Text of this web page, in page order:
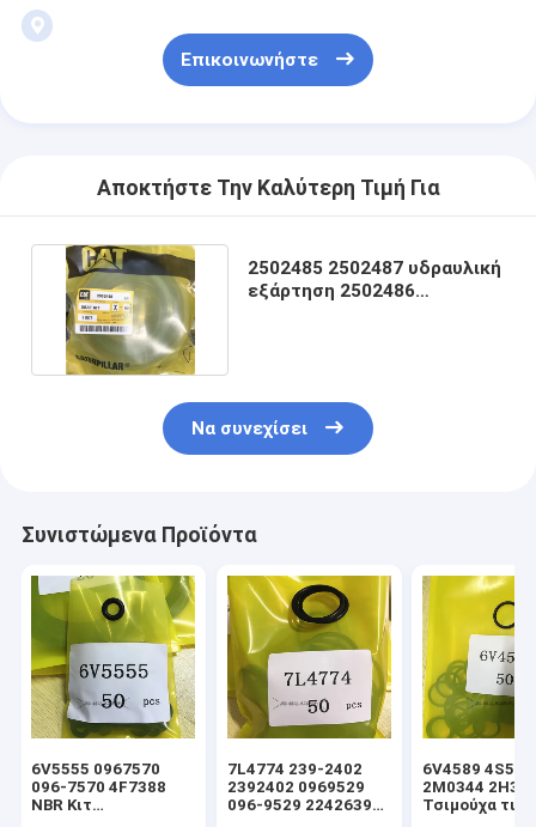
Επικοινωνήστε
Αποκτήστε Την Καλύτερη Τιμή Για
2502485 2502487 υδραυλική
εξάρτηση 2502486
Να συνεχίσει
Συνιστώμενα Προϊόντα
6V5555 0967570
096-7570 4F7388
NBR Κιτ
7L4774 239-2402
2392402 0969529
096-9529 2242639
6V4589
2M0344
Τσιμούχα